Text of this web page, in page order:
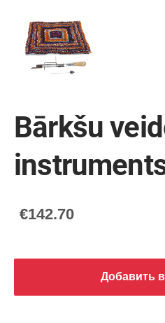
Bārkšu
€142.70
Добавить